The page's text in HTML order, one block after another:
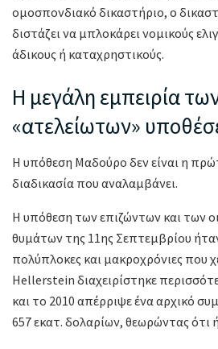
ομοσπονδιακό δικαστήριο, ο
διστάζει να μπλοκάρει νομικούς
άδικους ή καταχρηστικούς.
Η μεγάλη εμπειρία
«ατελείωτων»
Η υπόθεση Μαδούρο δεν είναι η
διαδικασία που αναλαμβάνει.
Η υπόθεση των επιζώντων και των
θυμάτων της 11ης Σεπτεμβρίου
πολύπλοκες και μακροχρόνιες που
Hellerstein διαχειρίστηκε
και το 2010 απέρριψε ένα αρχικό
657 εκατ. δολαρίων, θεωρώντας ότι